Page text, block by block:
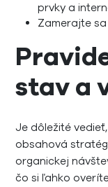
prvky a
Zamerajte
stav a
Je dôležité
obsahová
organickej
čo si ľahko